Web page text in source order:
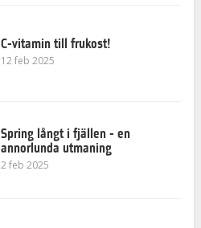
C-vitamin till frukost!
12 feb 2025
Spring långt i fjällen - en
annorlunda utmaning
2 feb 2025